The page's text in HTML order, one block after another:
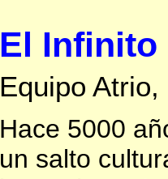
El Infinito
Equipo
Hace 5000
un salto